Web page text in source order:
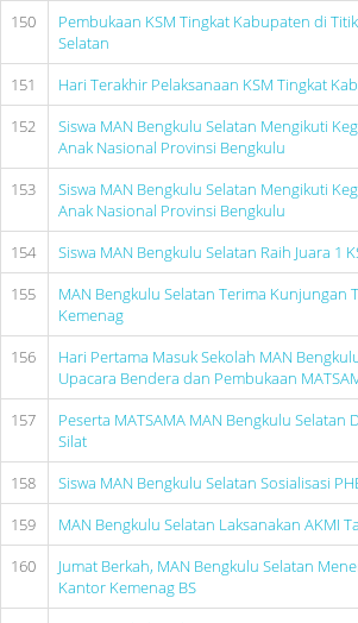
150
Pembukaan KSM Tingkat Kabupaten di
Selatan
151
Hari Terakhir Pelaksanaan KSM Tingkat
152
Siswa MAN Bengkulu Selatan Mengikuti
Anak Nasional Provinsi Bengkulu
153
Siswa MAN Bengkulu Selatan Mengikuti
Anak Nasional Provinsi Bengkulu
154
Siswa MAN Bengkulu Selatan Raih Juara 1
155
MAN Bengkulu Selatan Terima Kunjungan
Kemenag
156
Hari Pertama Masuk Sekolah MAN
Upacara Bendera dan Pembukaan
157
Peserta MATSAMA MAN Bengkulu Selatan
Silat
158
Siswa MAN Bengkulu Selatan Sosialisasi
159
MAN Bengkulu Selatan Laksanakan AKMI
160
Jumat Berkah, MAN Bengkulu Selatan
Kantor Kemenag BS